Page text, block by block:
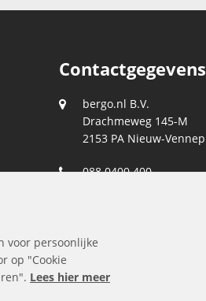
Contactgegevens
bergo.nl B.V.
Drachmeweg 145-M
2153 PA Nieuw-Vennep
088 0400 400
voor persoonlijke
op "Cookie
Lees hier meer